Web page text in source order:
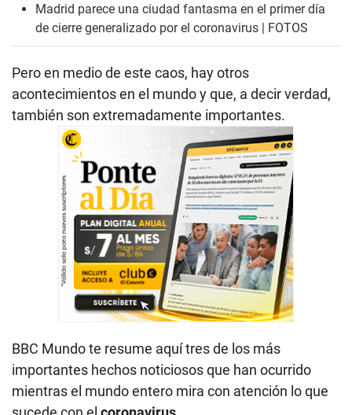
Madrid parece una ciudad fantasma en el primer día
de cierre generalizado por el coronavirus | FOTOS
Pero en medio de este caos, hay otros
acontecimientos en el mundo y que, a decir verdad,
también son extremadamente importantes.
BBC Mundo te resume aquí tres de los más
importantes hechos noticiosos que han ocurrido
mientras el mundo entero mira con atención lo que